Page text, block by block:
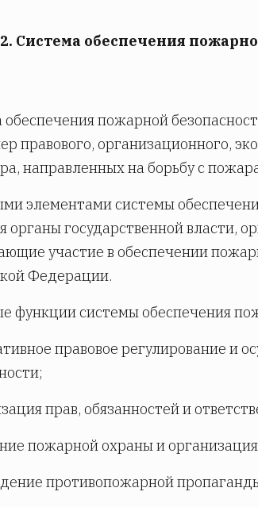
Система обеспечения
пожарной
правового, организационного,
направленных на борьбу с
элементами системы
органы государственной власти,
участие в обеспечении
Федерации.
функции системы обеспечения
правовое регулирование и
прав, обязанностей и
пожарной охраны и
противопожарной